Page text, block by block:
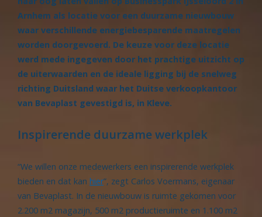
Arnhem als locatie voor een duurzame nieuwbouw
waar verschillende energiebesparende maatregelen
worden doorgevoerd. De keuze voor deze locatie
werd mede ingegeven door het prachtige uitzicht op
de uiterwaarden en de ideale ligging bij de snelweg
richting Duitsland waar het Duitse verkoopkantoor
van Bevaplast gevestigd is, in Kleve.
Inspirerende duurzame werkplek
“We willen onze medewerkers een inspirerende werkplek
bieden en dat kan hier”, zegt Carlos Voermans, eigenaar
van Bevaplast. In de nieuwbouw is ruimte gekomen voor
2.200 m2 magazijn, 500 m2 productieruimte en 1.100 m2